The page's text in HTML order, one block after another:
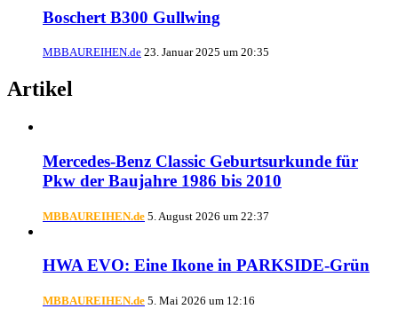
Boschert B300 Gullwing
MBBAUREIHEN.de 23. Januar 2025 um 20:35
Artikel
Mercedes-Benz Classic Geburtsurkunde für
Pkw der Baujahre 1986 bis 2010
MBBAUREIHEN.de 5. August 2026 um 22:37
HWA EVO: Eine Ikone in PARKSIDE-Grün
MBBAUREIHEN.de 5. Mai 2026 um 12:16